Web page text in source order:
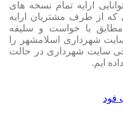
ارایه تمام نسخه های
از طرف مشتریان ارایه
با خواست و سلیقه
شهرداری اسلامشهر را
سایت شهرداری در حالت
ایم.